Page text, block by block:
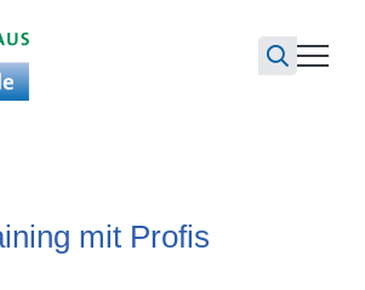
mit Profis